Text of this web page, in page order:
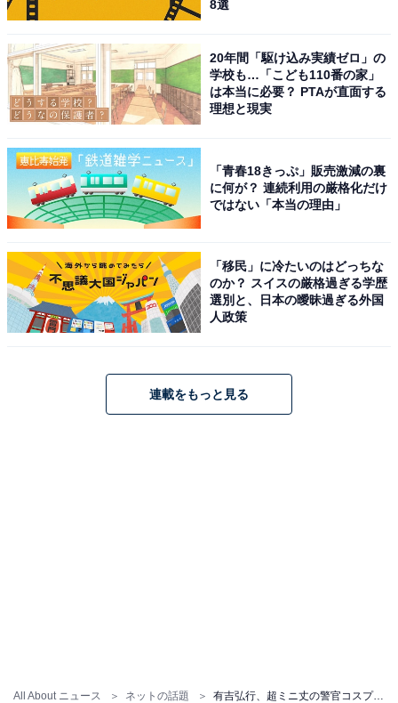
All About ニュース ネットの話題 有吉弘行、超ミニ丈の警官コスプレで美脚披露！ 「紅白の衣装迷ってます」のボケにツッコミ殺到
8選
20年間「駆け込み実績ゼロ」の
学校も…「こども110番の家」
は本当に必要？ PTAが直面する
理想と現実
「青春18きっぷ」販売激減の裏
に何が？ 連続利用の厳格化だけ
ではない「本当の理由」
「移民」に冷たいのはどっちな
のか？ スイスの厳格過ぎる学歴
選別と、日本の曖昧過ぎる外国
人政策
連載をもっと見る